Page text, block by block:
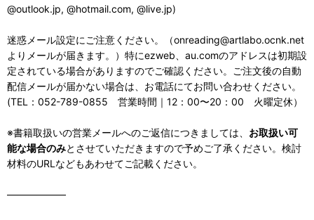
@outlook.jp, @hotmail.com, @live.jp)
迷惑メール設定にご注意ください。（onreading@artlabo.ocnk.net
よりメールが届きます。）特にezweb、au.comのアドレスは初期設
定されている場合がありますのでご確認ください。ご注文後の自動
配信メールが届かない場合は、お電話にてお問い合わせください。
(TEL：052-789-0855 営業時間｜12：00〜20：00 火曜定休）
※書籍取扱いの営業メールへのご返信につきましては、 お取扱い可
能な場合のみとさせていただきますので予めご了承ください。検討
材料のURLなどもあわせてご記載ください。
――――――